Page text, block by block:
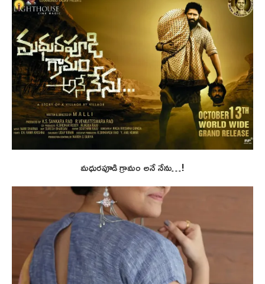
మధురపూడి గ్రామం అనే నేను…!